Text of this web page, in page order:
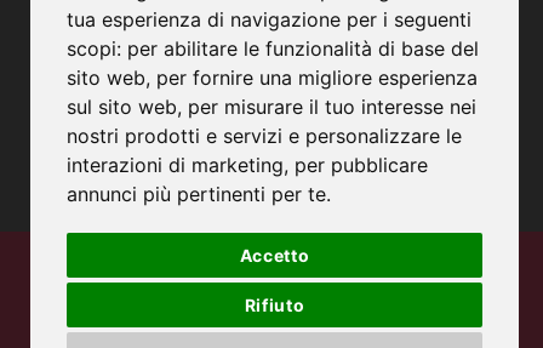
tua esperienza di navigazione per i seguenti
scopi: per abilitare le funzionalità di base del
sito web, per fornire una migliore esperienza
sul sito web, per misurare il tuo interesse nei
nostri prodotti e servizi e personalizzare le
interazioni di marketing, per pubblicare
annunci più pertinenti per te.
Accetto
Rifiuto
PEC: mgmorandingraziotto@pec.it
Camera di Commercio di Treviso-Belluno
Numero Rea: TV-411358
Capitale Sociale: € 20.000,00 (I.V.)
© Aleman’s 2026alemansdesign.it